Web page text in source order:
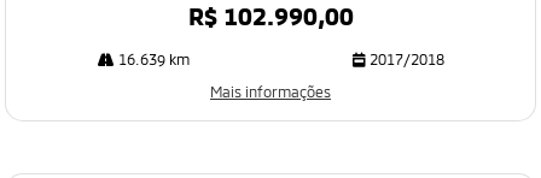
R$ 102.990,00
16.639 km
2017/2018
Mais informações